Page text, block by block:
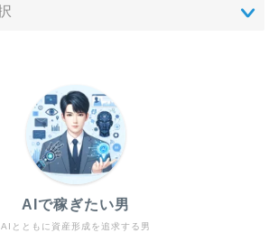
AIとともに資産形成を追求する男
AIで稼ぎたい男